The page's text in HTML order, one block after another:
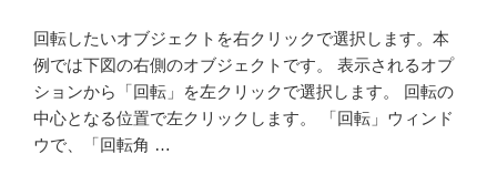
ン
を
新
規
登
回転したいオブジェクトを右クリックで選択します。本
例では下図の右側のオブジェクトです。 表示されるオプ
ションから「回転」を左クリックで選択します。 回転の
中心となる位置で左クリックします。 「回転」ウィンド
ウで、「回転角 …